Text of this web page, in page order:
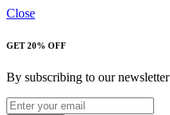
Close
GET 20% OFF
By subscribing to our newsletter